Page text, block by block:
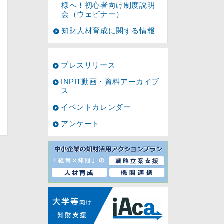
様へ！初心者向け制度説明
会（ウェビナー）
知財人材育成に関する情報
プレスリリース
INPIT動画・資料アーカイブ
ス
イベントカレンダー
アンケート